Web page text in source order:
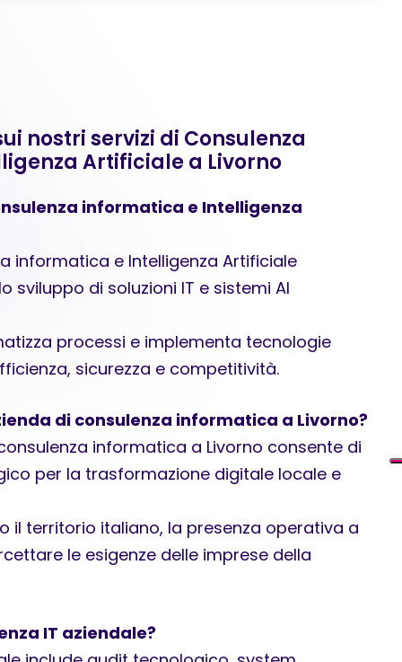
nostri servizi di Consulenza
Artificiale a Livorno
informatica e Intelligenza
informatica e Intelligenza Artificiale
sviluppo di soluzioni IT e sistemi AI
processi e implementa tecnologie
sicurezza e competitività.
di consulenza informatica a Livorno?
informatica a Livorno consente di
per la trasformazione digitale locale e
il territorio italiano, la presenza operativa a
le esigenze delle imprese della
IT aziendale?